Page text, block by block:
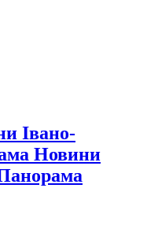
Івано-
Новини